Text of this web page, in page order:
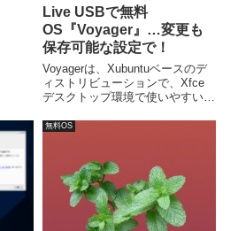
Live USBで無料
OS『Voyager』…変更も
保存可能な設定で！
Voyagerは、Xubuntuベースのデ
ィストリビューションで、Xfce
デスクトップ環境で使いやすい。
で、CPU：2GHz デュアルコアプ
上）、HDD空き容量：25GB。
無料OS